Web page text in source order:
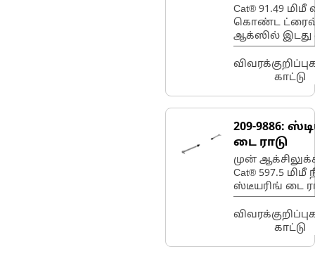
Cat® 91.49 மிமீ
கொண்ட
ஆக்ஸில்
எஃகு
57 பல்
இன்வோலூட்
ஸ்ப்லைன்
காட்டு
209-9886:
டை ராடு
முன்
Cat® 597.5 மிமீ
ஸ்டீயரிங் டை
ஸ்டீயரிங்
நிலைத்தன்மை
கட்டுப்பாட்டை
காட்டு